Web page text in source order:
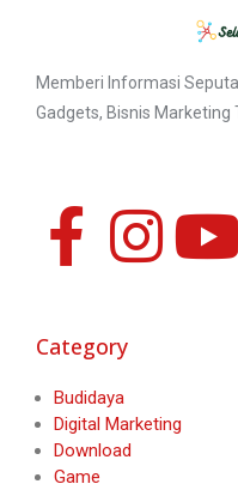
Memberi Informasi
Gadgets, Bisnis Marketing
Category
Budidaya
Digital Marketing
Download
Game